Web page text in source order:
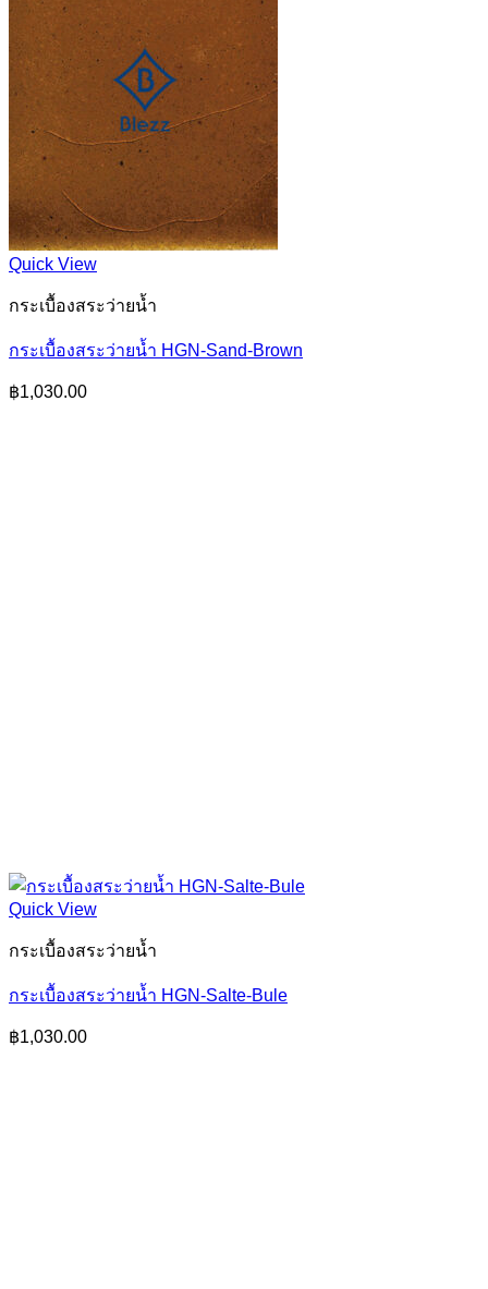
Quick View
กระเบื้องสระว่ายน้ำ
กระเบื้องสระว่ายน้ำ HGN-Sand-Brown
฿1,030.00
Quick View
กระเบื้องสระว่ายน้ำ
กระเบื้องสระว่ายน้ำ HGN-Salte-Bule
฿1,030.00